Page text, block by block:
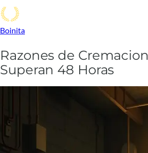
Boinita
Razones de
Superan 48 Horas